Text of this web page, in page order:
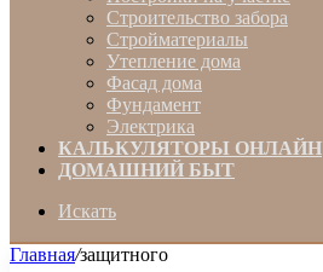
Строительство забора
Стройматериалы
Утепление дома
Фасад дома
Фундамент
Электрика
КАЛЬКУЛЯТОРЫ ОНЛАЙН
ДОМАШНИЙ БЫТ
Искать
Главная/защитного